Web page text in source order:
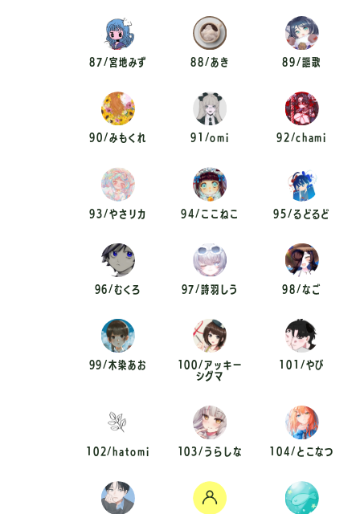
87/宮地みず 88/あき 89/謳歌
90/みもくれ 91/omi 92/chami
93/やさリカ 94/ここねこ 95/るどるど
96/むくろ 97/詩羽しう 98/なご
99/木染あお 100/アッキー
シグマ
101/やび
102/hatomi 103/うらしな 104/とこなつ